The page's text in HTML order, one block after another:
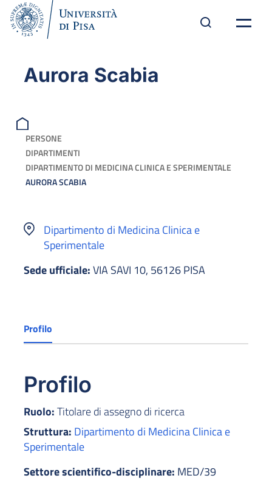
Aurora Scabia
PERSONE
DIPARTIMENTI
DIPARTIMENTO DI MEDICINA CLINICA E SPERIMENTALE
AURORA SCABIA
Dipartimento di Medicina Clinica e
Sperimentale
Sede ufficiale:VIA SAVI 10, 56126 PISA
Profilo
Profilo
Ruolo:Titolare di assegno di ricerca
Struttura: Dipartimento di Medicina Clinica e
Sperimentale
Settore scientifico-disciplinare: MED/39